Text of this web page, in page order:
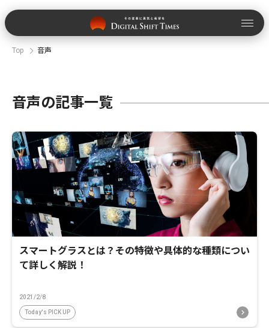
Top 音声
音声の記事一覧
スマートグラスとは？その特徴や具体的な種類につい
て詳しく解説！
2021/2/8
Today's PICK UP